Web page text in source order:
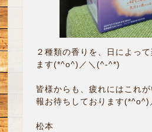
２種類の香りを、日によっ
ます(*^o^)／＼(^-^*)
皆様からも、疲れにはこれ
報お待ちしております
松本